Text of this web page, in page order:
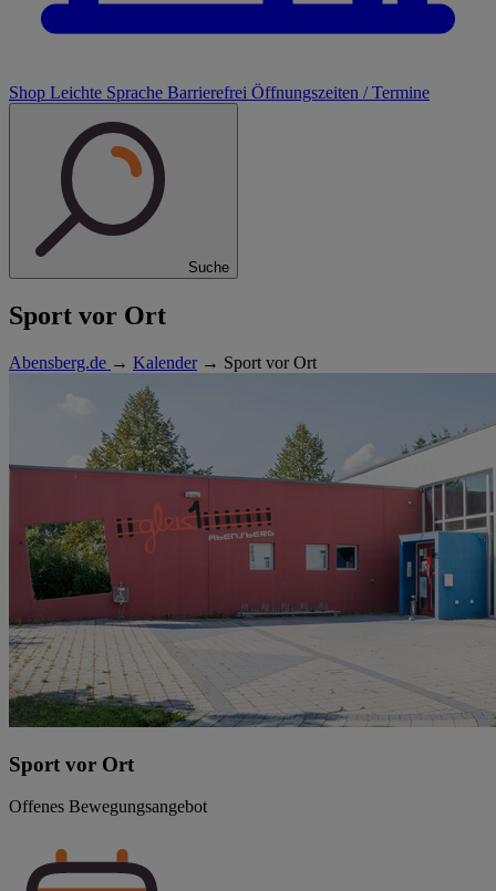
Shop Leichte Sprache Barrierefrei Öffnungszeiten / Termine
Suche
Sport vor Ort
Abensberg.de → Kalender → Sport vor Ort
Sport vor Ort
Offenes Bewegungsangebot